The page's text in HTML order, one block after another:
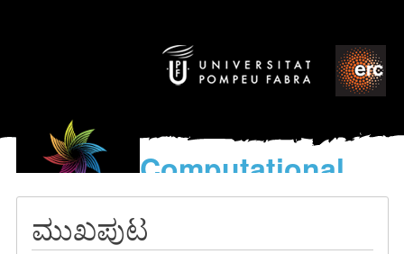
Computational
models
ಮುಖಪುಟ